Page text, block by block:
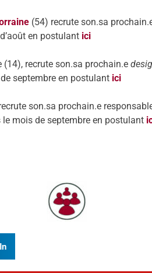
(54) recrute son.sa
en postulant ici
(14), recrute son.sa prochain.e
septembre en postulant ici
son.sa prochain.e r
le mois de septembre en postulant